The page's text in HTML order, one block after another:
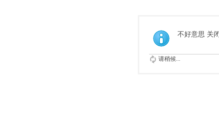
不好意思 关
请稍候...